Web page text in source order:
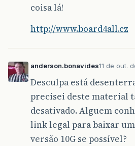
coisa lá!
http://www.board4all.cz
anderson.bonavides11 de out.
Desculpa está
precisei deste material
desativado. Alguem
link legal para baixar
versão 10G se possível?